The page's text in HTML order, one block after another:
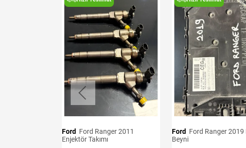
Ford
Enjektör Takımı
Ford
Beyni